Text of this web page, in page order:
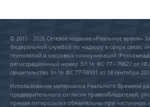
© 2015 - 2026 Сетевое издание «Реальное время»
Федеральной службой по надзору в сфере связи,
технологий и массовых коммуникаций
регистрационный номер ЭЛ № ФС 77 - 79627 от 18
свидетельство Эл № ФС 77-59331 от 18 сентября
Использование материалов Реального Времени
предварительного согласия правообладателей,
прямая гиперссылка обязательны при частичном